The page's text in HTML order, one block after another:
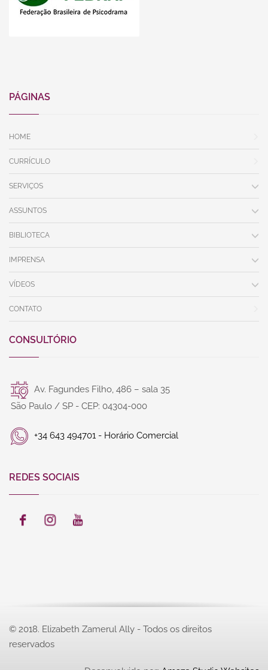
PÁGINAS
HOME
CURRÍCULO
SERVIÇOS
ASSUNTOS
BIBLIOTECA
IMPRENSA
VÍDEOS
CONTATO
CONSULTÓRIO
Av. Fagundes Filho, 486 – sala 35
São Paulo / SP - CEP: 04304-000
+34 643 494701 - Horário Comercial
REDES SOCIAIS
© 2018. Elizabeth Zamerul Ally - Todos os direitos
reservados